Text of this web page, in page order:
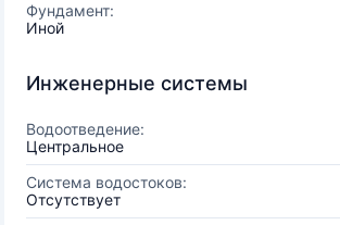
Фундамент:
Иной
Инженерные системы
Водоотведение:
Центральное
Система водостоков:
Отсутствует